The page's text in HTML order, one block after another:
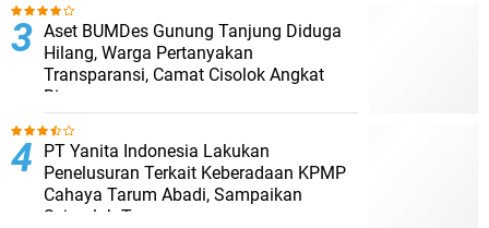
Aset BUMDes Gunung Tanjung Diduga
Hilang, Warga Pertanyakan
Transparansi, Camat Cisolok Angkat
Bicara
PT Yanita Indonesia Lakukan
Penelusuran Terkait Keberadaan KPMP
Cahaya Tarum Abadi, Sampaikan
Sejumlah Temuan